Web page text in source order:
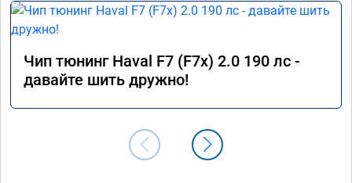
Чип тюнинг Haval F7 (F7x) 2.0 190 лс -
давайте шить дружно!